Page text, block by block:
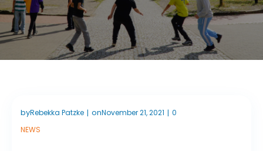
byRebekka Patzke | onNovember 21, 2021 | 0
NEWS